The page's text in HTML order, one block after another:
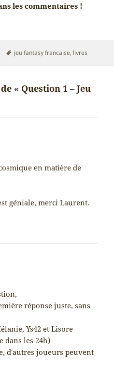
les commentaires !
Mots-
jeu fantasy francaise, livres
« Question 1 – Jeu
en matière de
géniale, merci Laurent.
réponse juste, sans
Ys42 et Lisore
dans les 24h)
d'autres joueurs peuvent